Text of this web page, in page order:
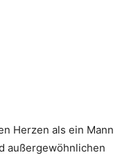
Herzen als ein Mann
außergewöhnlichen